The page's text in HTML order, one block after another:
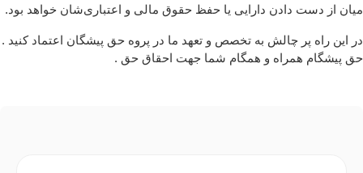
میان از دست دادن دارایی یا حفظ حقوق مالی و اعتباری‌شان خواهد بود.
در این راه پر چالش به تخصص و تعهد ما در پروه حق پیشگان اعتماد کنید .
حق پیشگام همراه و همگام شما جهت احقاق حق .